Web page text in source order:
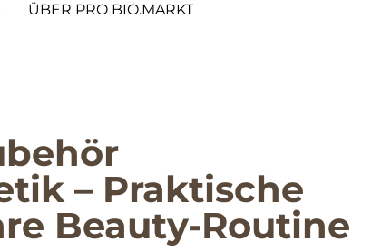
ÜBER PRO BIO.MARKT
– Praktische
Beauty-Routine